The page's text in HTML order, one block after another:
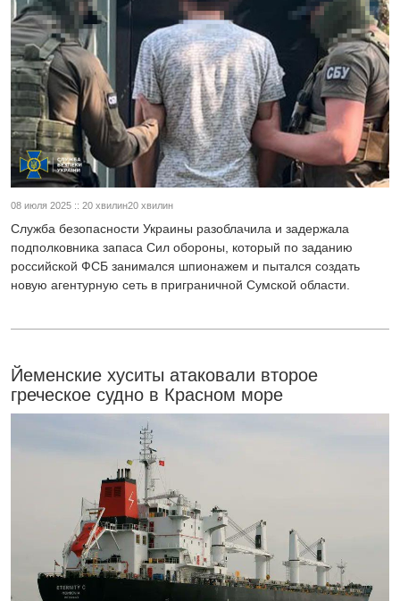
08 июля 2025 :: 20 хвилин20 хвилин
Служба безопасности Украины разоблачила и задержала
подполковника запаса Сил обороны, который по заданию
российской ФСБ занимался шпионажем и пытался создать
новую агентурную сеть в приграничной Сумской области.
Йеменские хуситы атаковали второе
греческое судно в Красном море